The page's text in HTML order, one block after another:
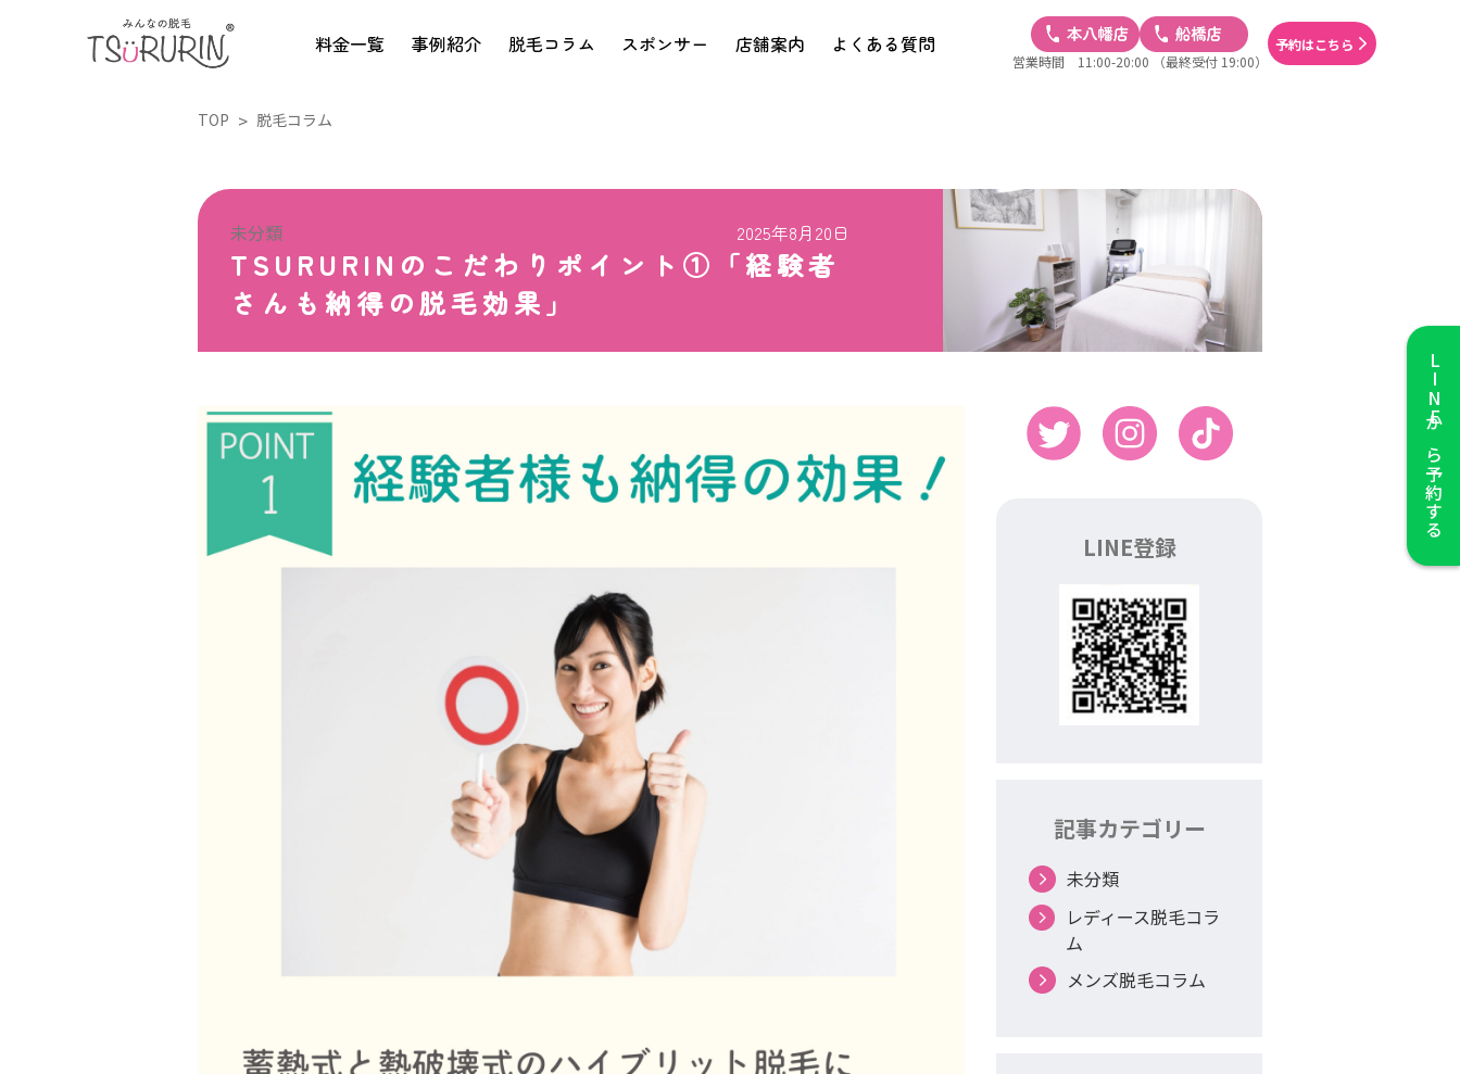
料金一覧 事例紹介 脱毛コラム スポンサー 店舗案内 よくある質問
営業時間 11:00-20:00 （最終受付 19:00）
予約はこちら
LINE
から予約する
TOP 脱毛コラム
未分類 2025年8月20日
TSURURINのこだわりポイント①「経験者
さんも納得の脱毛効果」
LINE登録
記事カテゴリー
未分類
レディース脱毛コラ
ム
メンズ脱毛コラム